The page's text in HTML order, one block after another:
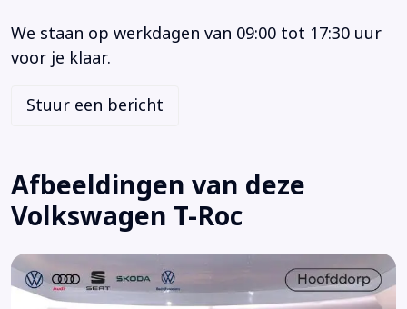
Schakelmogelijkheid aan stuurwiel
Stoelverwarming
Stuurwiel multifunctioneel
Alarm klasse 1(startblokkering)
Anti Blokkeer Systeem
Armsteun voor
Autonomous Emergency Braking
We staan op werkdagen van 09:00 tot 17:30 uur
voor je klaar.
Stuur een bericht
Afbeeldingen van deze
Volkswagen T-Roc